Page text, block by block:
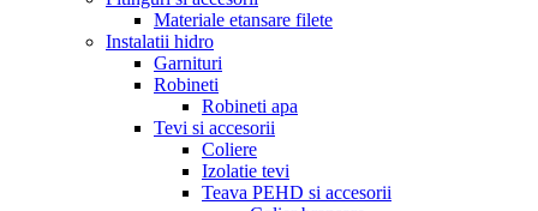
Materiale etansare filete
Instalatii hidro
Garnituri
Robineti
Robineti apa
Tevi si accesorii
Coliere
Izolatie tevi
Teava PEHD si accesorii